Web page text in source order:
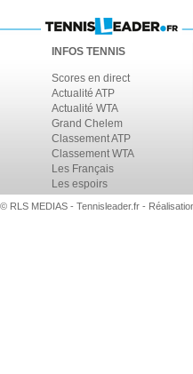
INFOS TENNIS
Scores en direct
Actualité ATP
Actualité WTA
Grand Chelem
Classement ATP
Classement WTA
Les Français
Les espoirs
© RLS MEDIAS - Tennisleader.fr -